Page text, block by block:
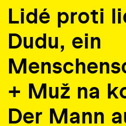
Lidé proti
Dudu, ein
+ Muž na
Der Mann